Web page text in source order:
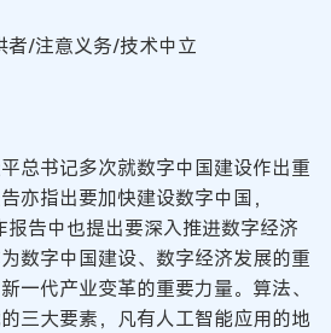
者/注意义务/技术中立
总书记多次就数字中国建设作出重
亦指出要加快建设数字中国，
告中也提出要深入推进数字经济
数字中国建设、数字经济发展的重
一代产业变革的重要力量。算法、
三大要素，凡有人工智能应用的地